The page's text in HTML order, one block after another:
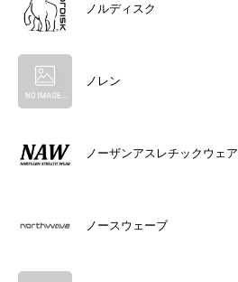
ノルディスク
ノレン
ノーザンアスレチックウェア
ノースウェーブ